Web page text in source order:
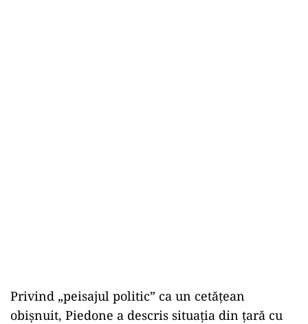
Privind „peisajul politic” ca un cetățean
obișnuit, Piedone a descris situația din țară cu